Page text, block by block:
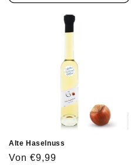
Alte Haselnuss
Normaler
Von €9,99